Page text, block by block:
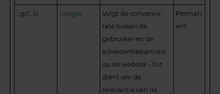
_gcl_ls Google
Volgt de conversie-
rate tussen de
gebruiker en de
advertentiebanners
op de website - Dit
dient om de
relevantie van de
Perman
ent